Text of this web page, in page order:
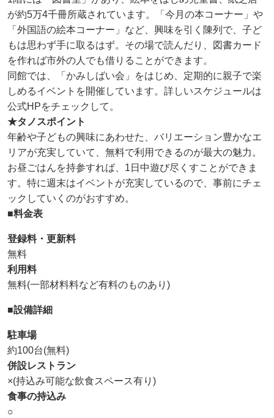
が約5万4千冊所蔵されています。「今月の本コーナー」や
「外国語の絵本コーナー」など、興味を引く陳列で、子ど
もは思わず手に取るはず。その場で読んだり、図書カード
を作れば市外の人でも借りることができます。
同館では、「かみしばい会」をはじめ、定期的に親子で楽
しめるイベントを開催しています。詳しいスケジュールは
公式HPをチェックして。
★タノスポイント
年齢や子どもの興味にあわせた、バリエーション豊かなエ
リアが充実していて、無料で利用できるのが最大の魅力。
お昼ごはんを持参すれば、1日中遊び尽くすことができま
す。特に週末はイベントが充実しているので、事前にチェ
ックしていくのがおすすめ。
■料金表
登録料・更新料
無料
利用料
無料(一部材料料など有料のものあり)
■設備詳細
駐車場
約100台(無料)
併設レストラン
×(持込み可能な飲食スペース有り)
食事の持込み
○